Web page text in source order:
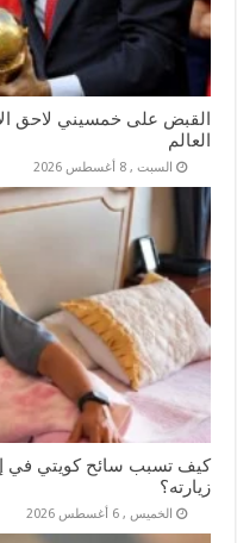
القبض على خمسيني لاحق
العالم
السبت , 8 أغسطس 2026
كيف تسبب سائح كويتي في
زيارته؟
الخميس , 6 أغسطس 2026